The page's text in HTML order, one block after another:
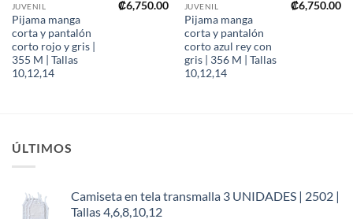
JUVENIL
Pijama manga
corta y pantalón
corto rojo y gris |
355 M | Tallas
10,12,14
₡6,750.00 JUVENIL
Pijama manga
corta y pantalón
corto azul rey con
gris | 356 M | Tallas
10,12,14
₡6,750.00
ÚLTIMOS
Camiseta en tela transmalla 3 UNIDADES | 2502 |
Tallas 4,6,8,10,12